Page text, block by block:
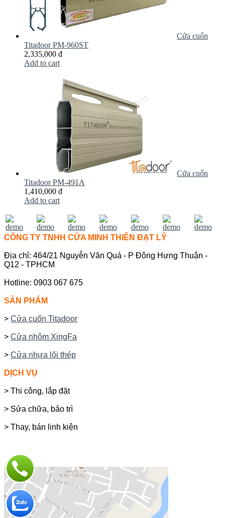
Cửa cuốn
Titadoor PM-960ST
2,335,000 đ
Add to cart
Cửa cuốn
Titadoor PM-491A
1,410,000 đ
Add to cart
CÔNG TY TNHH CỬA MINH THIÊN ĐẠT LÝ
Địa chỉ: 464/21 Nguyễn Văn Quá - P Đông Hưng Thuận -
Q12 - TPHCM
Hotline: 0903 067 675
SẢN PHẨM
> Cửa cuốn Titadoor
> Cửa nhôm XingFa
> Cửa nhựa lõi thép
DỊCH VỤ
> Thi công, lắp đặt
> Sửa chữa, bảo trì
> Thay, bán linh kiện